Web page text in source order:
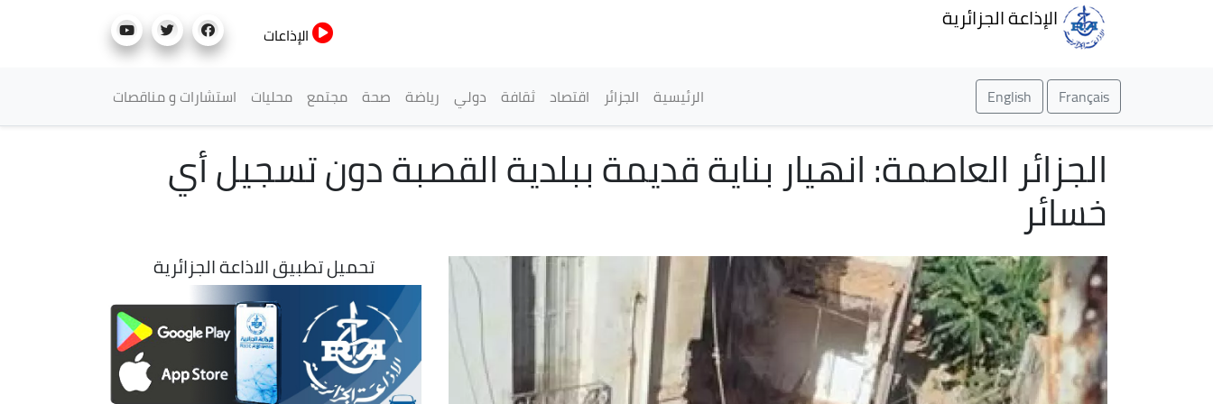
الإذاعة الجزائرية
الإذاعات
Français
English القائمة الرئيسية
الرئيسية الجزائر اقتصاد ثقافة دولي رياضة صحة مجتمع محليات استشارات و مناقصات
الجزائر العاصمة: انهيار بناية قديمة ببلدية القصبة دون تسجيل أي
خسائر
تحميل تطبيق الاذاعة الجزائرية